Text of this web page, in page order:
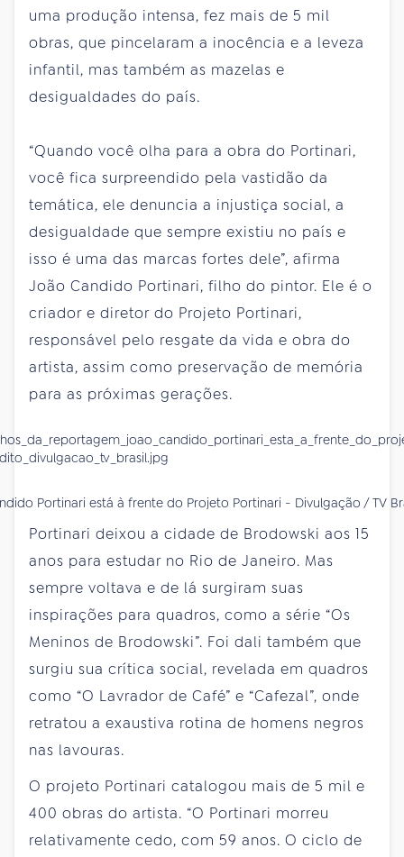
uma produção intensa, fez mais de 5 mil
obras, que pincelaram a inocência e a leveza
infantil, mas também as mazelas e
desigualdades do país.
“Quando você olha para a obra do Portinari,
você fica surpreendido pela vastidão da
temática, ele denuncia a injustiça social, a
desigualdade que sempre existiu no país e
isso é uma das marcas fortes dele”, afirma
João Candido Portinari, filho do pintor. Ele é o
criador e diretor do Projeto Portinari,
responsável pelo resgate da vida e obra do
artista, assim como preservação de memória
para as próximas gerações.
Portinari está à frente do Projeto Portinari - Divulgação / TV
Portinari deixou a cidade de Brodowski aos 15
anos para estudar no Rio de Janeiro. Mas
sempre voltava e de lá surgiram suas
inspirações para quadros, como a série “Os
Meninos de Brodowski”. Foi dali também que
surgiu sua crítica social, revelada em quadros
como “O Lavrador de Café” e “Cafezal”, onde
retratou a exaustiva rotina de homens negros
nas lavouras.
O projeto Portinari catalogou mais de 5 mil e
400 obras do artista. “O Portinari morreu
relativamente cedo, com 59 anos. O ciclo de